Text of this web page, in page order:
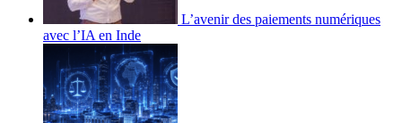
L’avenir des paiements numériques
avec l’IA en Inde